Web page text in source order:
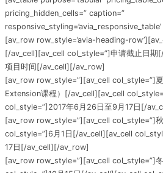
pricing_hidden_cells=” caption=”
[av_row row_style=’avia-heading-
[/av_cell][av_cell col_style=”]申请截止日期
项目时间[/av_cell][/av_row]
[av_row row_style=”][av_cell col_style=”]
Extension课程）[/av_cell][av_cell
col_style=”]2017年6月26日至9月17日[/
[av_row row_style=”][av_cell col_style=”]
col_style=”]6月1日[/av_cell][av_cell
17日[/av_cell][/av_row]
[av_row row_style=”][av_cell col_style=”]